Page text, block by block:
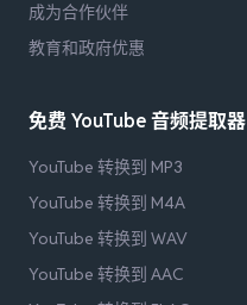
成为合作伙伴
教育和政府优惠
免费 YouTube 音频提取器
YouTube 转换到 MP3
YouTube 转换到 M4A
YouTube 转换到 WAV
YouTube 转换到 AAC